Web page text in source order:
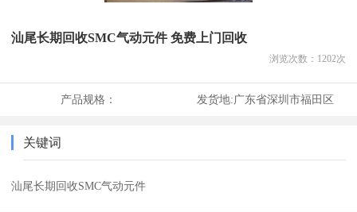
汕尾长期回收SMC气动元件 免费上门回收
浏览次数： 1202次
产品规格： 发货地:广东省深圳市福田区
关键词
汕尾长期回收SMC气动元件